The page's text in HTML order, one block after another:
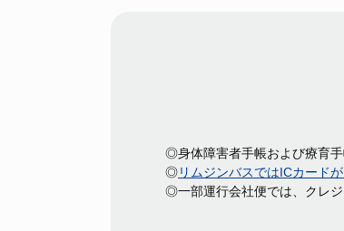
◎身体障害者手帳および療育
◎リムジンバスではICカード
◎一部運行会社便では、クレジ